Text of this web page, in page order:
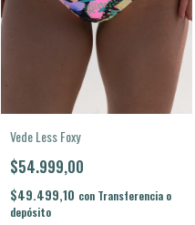
Vede Less Foxy
$54.999,00
$49.499,10 con Transferencia o
depósito